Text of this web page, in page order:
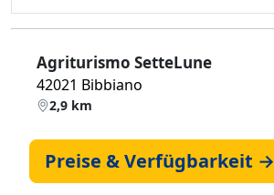
Agriturismo SetteLune
42021 Bibbiano
2,9 km
Preise & Verfügbarkeit →